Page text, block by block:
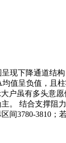
现下降通道结
值呈负值，且
户虽有多头意
。 结合支撑阻
间3780-3810；